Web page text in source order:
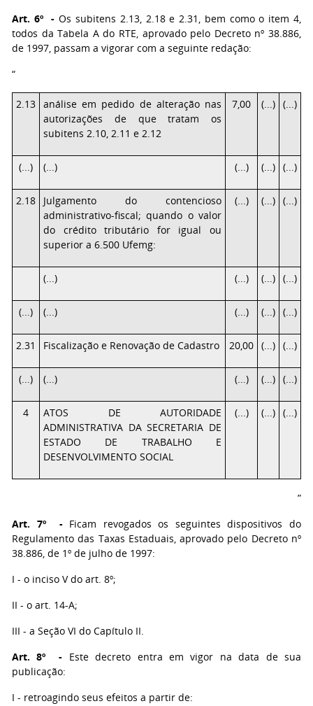
Art. 6º - Os subitens 2.13, 2.18 e 2.31, bem como o item 4,
todos da Tabela A do RTE, aprovado pelo Decreto nº 38.886,
de 1997, passam a vigorar com a seguinte redação:
“
2.13 análise em pedido de alteração nas
autorizações de que tratam os
subitens 2.10, 2.11 e 2.12
7,00 (...) (...)
(...) (...) (...) (...) (...)
2.18
Julgamento do contencioso
administrativo-fiscal; quando o valor
do crédito tributário for igual ou
superior a 6.500 Ufemg:
(...) (...) (...)
(...) (...) (...) (...)
(...) (...) (...) (...) (...)
2.31 Fiscalização e Renovação de Cadastro 20,00 (...) (...)
(...) (...) (...) (...) (...)
4
ATOS DE AUTORIDADE
ADMINISTRATIVA DA SECRETARIA DE
ESTADO DE TRABALHO E
DESENVOLVIMENTO SOCIAL
(...) (...) (...)
”
Art. 7º -Ficam revogados os seguintes dispositivos do
Regulamento das Taxas Estaduais, aprovado pelo Decreto nº
38.886, de 1º de julho de 1997:
I - o inciso V do art. 8º;
II - o art. 14-A;
III - a Seção VI do Capítulo II.
Art. 8º - Este decreto entra em vigor na data de sua
publicação:
I - retroagindo seus efeitos a partir de: